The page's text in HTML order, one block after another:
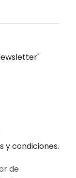
"
y condiciones.
de